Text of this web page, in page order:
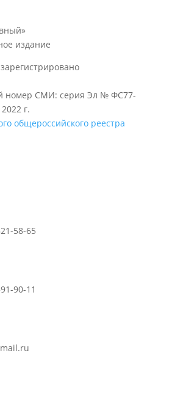
издание
номер СМИ: серия Эл № ФС77-
г.
общероссийского реестра
58-65
90-11